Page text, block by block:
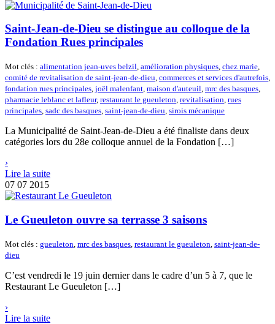
Saint-Jean-de-Dieu se distingue au colloque de la
Fondation Rues principales
Mot clés : alimentation jean-uves belzil, amélioration physiques, chez marie,
comité de revitalisation de saint-jean-de-dieu, commerces et services d'autrefois,
fondation rues principales, joël malenfant, maison d'auteuil, mrc des basques,
pharmacie leblanc et lafleur, restaurant le gueuleton, revitalisation, rues
principales, sadc des basques, saint-jean-de-dieu, sirois mécanique
La Municipalité de Saint-Jean-de-Dieu a été finaliste dans deux
catégories lors du 28e colloque annuel de la Fondation […]
›
Lire la suite
07 07 2015
Le Gueuleton ouvre sa terrasse 3 saisons
Mot clés : gueuleton mrc des basques restaurant le gueuleton saint-jean-de-
dieu
C’est vendredi le 19 juin dernier dans le cadre d’un 5 à 7, que le
Restaurant Le Gueuleton […]
›
Lire la suite